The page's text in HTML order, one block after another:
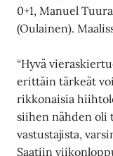
0+1, Manuel
(Oulainen).
“Hyvä
erittäin tärkeät
rikkonaisia
siihen nähden oli
vastustajista,
Saatiin